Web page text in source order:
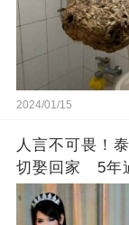
2024/01/15
人言不可畏！
切娶回家 5年